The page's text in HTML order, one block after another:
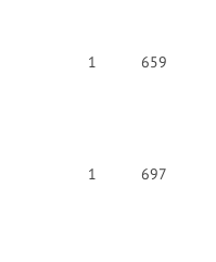
1 659
1 697